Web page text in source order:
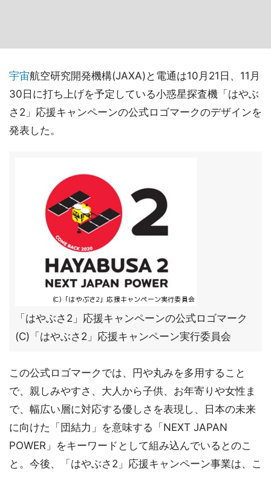
宇宙航空研究開発機構(JAXA)と電通は10月21日、11月
30日に打ち上げを予定している小惑星探査機「はやぶ
さ2」応援キャンペーンの公式ロゴマークのデザインを
発表した。
「はやぶさ2」応援キャンペーンの公式ロゴマーク
(C)「はやぶさ2」応援キャンペーン実行委員会
この公式ロゴマークでは、円や丸みを多用すること
で、親しみやすさ、大人から子供、お年寄りや女性ま
で、幅広い層に対応する優しさを表現し、日本の未来
に向けた「団結力」を意味する「NEXT JAPAN
POWER」をキーワードとして組み込んでいるとのこ
と。今後、「はやぶさ2」応援キャンペーン事業は、こ